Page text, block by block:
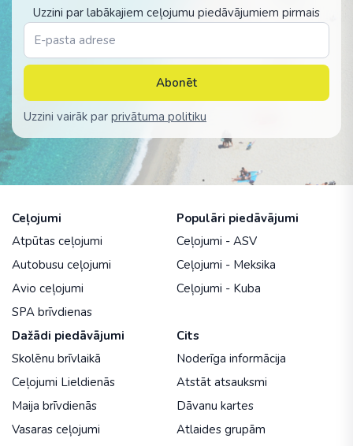
Uzzini par labākajiem ceļojumu piedāvājumiem pirmais
Abonēt
Uzzini vairāk par privātuma politiku
Ceļojumi
Atpūtas ceļojumi
Autobusu ceļojumi
Avio ceļojumi
SPA brīvdienas
Populāri piedāvājumi
Ceļojumi - ASV
Ceļojumi - Meksika
Ceļojumi - Kuba
Dažādi piedāvājumi
Skolēnu brīvlaikā
Ceļojumi Lieldienās
Maija brīvdienās
Vasaras ceļojumi
Cits
Noderīga informācija
Atstāt atsauksmi
Dāvanu kartes
Atlaides grupām